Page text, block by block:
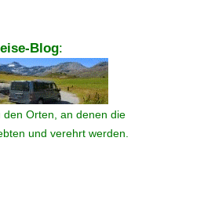
Blog:
den Orten, an denen die
und verehrt werden.